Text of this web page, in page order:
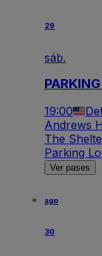
29
sáb.
19:00
Andrews
The
Parking
Ver pases
ago
30